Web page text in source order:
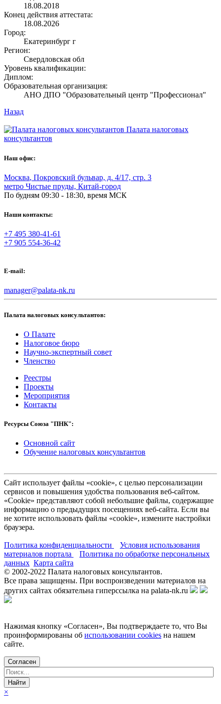
18.08.2018
Конец действия аттестата:
18.08.2026
Город:
Екатеринбург г
Регион:
Свердловская обл
Уровень квалификации:
Диплом:
Образовательная организация:
АНО ДПО "Образовательный центр "Профессионал"
Назад
Палата налоговых
консультантов
Наш офис:
Москва, Покровский бульвар, д. 4/17, стр. 3
метро Чистые пруды, Китай-город
По будням 09:30 - 18:30, время МСК
Наши контакты:
+7 495 380-41-61
+7 905 554-36-42
E-mail:
manager@palata-nk.ru
Палата налоговых консультантов:
О Палате
Налоговое бюро
Научно-экспертный совет
Членство
Реестры
Проекты
Мероприятия
Контакты
Ресурсы Союза "ПНК":
Основной сайт
Обучение налоговых консультантов
Сайт использует файлы «cookie», с целью персонализации
сервисов и повышения удобства пользования веб-сайтом.
«Cookie» представляют собой небольшие файлы, содержащие
информацию о предыдущих посещениях веб-сайта. Если вы
не хотите использовать файлы «cookie», измените настройки
браузера.
Политика конфиденциальности
Условия использования
материалов портала
Политика по обработке персональных
данных Карта сайта
© 2002-2022 Палата налоговых консультантов.
Все права защищены. При воспроизведении материалов на
других сайтах обязательна гиперссылка на palata-nk.ru
Нажимая кнопку «Согласен», Вы подтверждаете то, что Вы
проинформированы об использовании cookies на нашем
сайте.
Согласен
×